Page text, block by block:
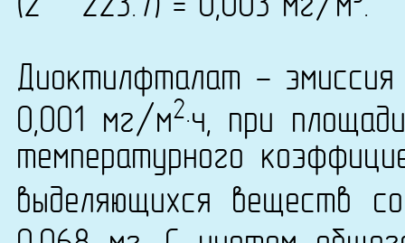
(2 * 223.7) = 0,003 мг/м .
Диоктилфталат - эмиссия
0,001 мг/м2·ч, при
температурного
выделяющихся веществ